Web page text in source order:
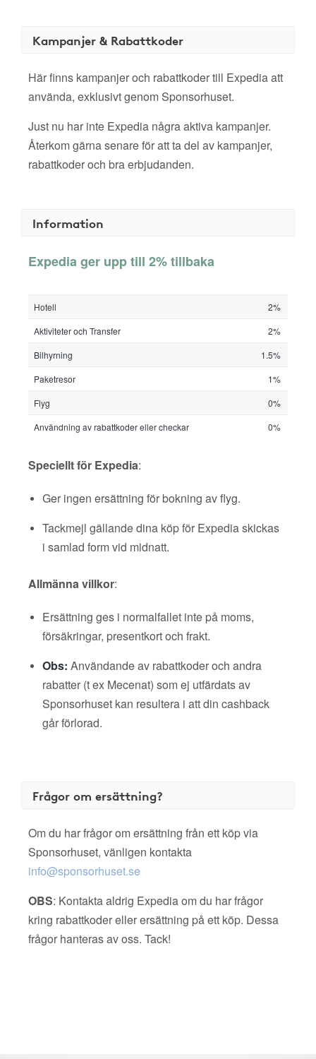
Kampanjer & Rabattkoder
Här finns kampanjer och rabattkoder till Expedia att
använda, exklusivt genom Sponsorhuset.
Just nu har inte Expedia några aktiva kampanjer.
Återkom gärna senare för att ta del av kampanjer,
rabattkoder och bra erbjudanden.
Information
Expedia ger upp till 2% tillbaka
Hotell
2%
Aktiviteter och Transfer
2%
Bilhyrning
1.5%
Paketresor
1%
Flyg
0%
Användning av rabattkoder eller checkar
0%
Speciellt för Expedia:
Ger ingen ersättning för bokning av flyg.
Tackmejl gällande dina köp för Expedia skickas
i samlad form vid midnatt.
Allmänna villkor:
Ersättning ges i normalfallet inte på moms,
försäkringar, presentkort och frakt.
Obs: Användande av rabattkoder och andra
rabatter (t ex Mecenat) som ej utfärdats av
Sponsorhuset kan resultera i att din cashback
går förlorad.
Frågor om ersättning?
Om du har frågor om ersättning från ett köp via
Sponsorhuset, vänligen kontakta
info@sponsorhuset.se
OBS: Kontakta aldrig Expedia om du har frågor
kring rabattkoder eller ersättning på ett köp. Dessa
frågor hanteras av oss. Tack!